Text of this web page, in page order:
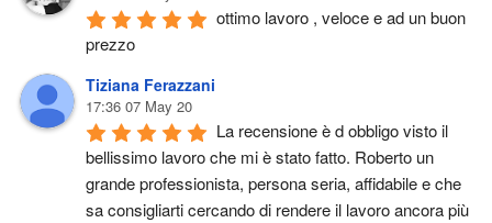
ottimo lavoro , veloce e ad un buon
prezzo
Tiziana Ferazzani
17:36 07 May 20
La recensione è d obbligo visto il
bellissimo lavoro che mi è stato fatto. Roberto un
grande professionista, persona seria, affidabile e che
sa consigliarti cercando di rendere il lavoro ancora più